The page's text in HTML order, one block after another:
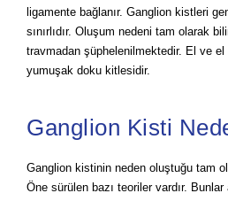
ligamente bağlanır. Ganglion kistleri
sınırlıdır. Oluşum nedeni tam olarak
travmadan şüphelenilmektedir. El ve el
yumuşak doku kitlesidir.
Ganglion Kisti
Ganglion kistinin neden oluştuğu tam
Öne sürülen bazı teoriler vardır.